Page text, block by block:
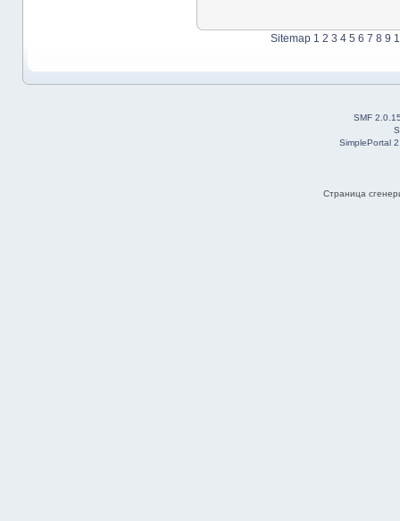
Sitemap 1 2 3 4 5 6 7 8 9
SMF
SimplePortal
Страница